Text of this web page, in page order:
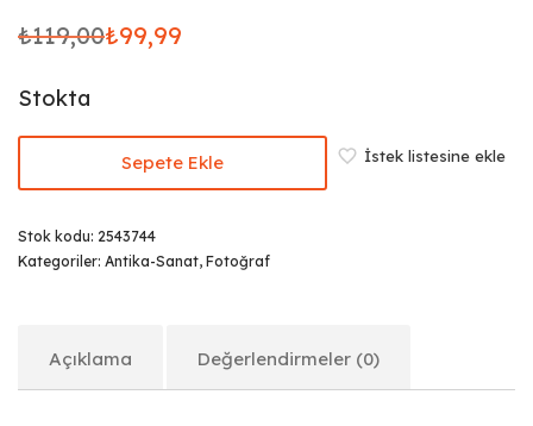
₺119,00
Orijinal
₺119,00.
₺99,99
Şu
fiyat:
₺99,99.
Stokta
Sepete Ekle İstek listesine ekle
Stok kodu: 2543744
Kategoriler: Antika-Sanat, Fotoğraf
Açıklama Değerlendirmeler (0)